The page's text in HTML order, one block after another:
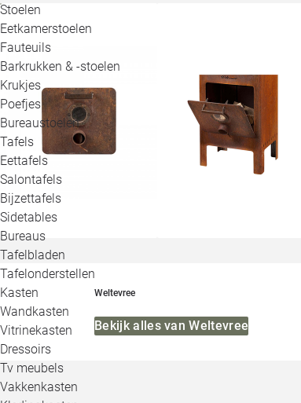
Stoelen
Eetkamerstoelen
Fauteuils
Barkrukken & -stoelen
Krukjes
Poefjes
Bureaustoelen
Tafels
Eettafels
Salontafels
Bijzettafels
Sidetables
Bureaus
Tafelbladen
Tafelonderstellen
Kasten
Wandkasten
Vitrinekasten
Dressoirs
Tv meubels
Vakkenkasten
Weltevree
Bekijk alles van Weltevree